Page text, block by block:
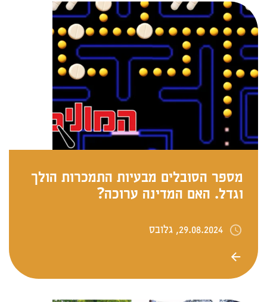
מספר הסובלים מבעיות התמכרות הולך
וגדל. האם המדינה ערוכה?
29.08.2024, גלובס